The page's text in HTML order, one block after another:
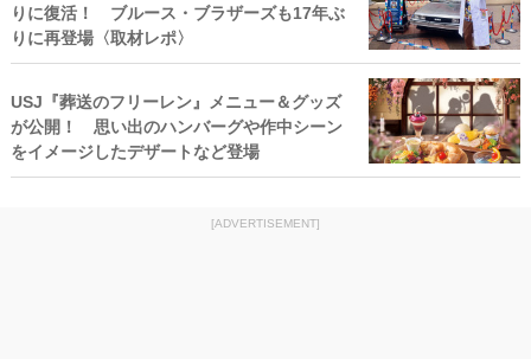
りに復活！ ブルース・ブラザーズも17年ぶ
りに再登場〈取材レポ〉
USJ『葬送のフリーレン』メニュー＆グッズ
が公開！ 思い出のハンバーグや作中シーン
をイメージしたデザートなど登場
[ADVERTISEMENT]